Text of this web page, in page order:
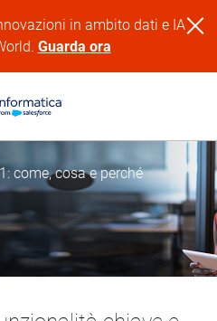
in ambito dati e IA
Guarda ora
come, cosa e perché